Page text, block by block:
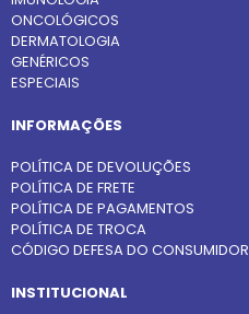
ONCOLÓGICOS
DERMATOLOGIA
GENÉRICOS
ESPECIAIS
INFORMAÇÕES
POLÍTICA DE DEVOLUÇÕES
POLÍTICA DE FRETE
POLÍTICA DE PAGAMENTOS
POLÍTICA DE TROCA
CÓDIGO DEFESA DO CONSUMIDOR
INSTITUCIONAL